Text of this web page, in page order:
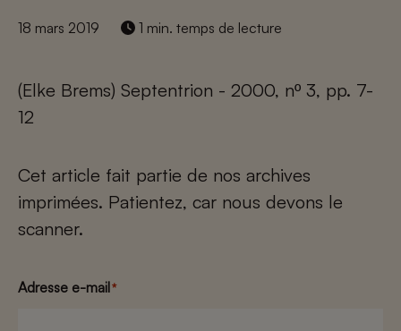
18 mars 2019 1 min. temps de lecture
(Elke Brems) Septentrion - 2000, nº 3, pp. 7-
12
Cet article fait partie de nos archives
imprimées. Patientez, car nous devons le
scanner.
Adresse e-mail*